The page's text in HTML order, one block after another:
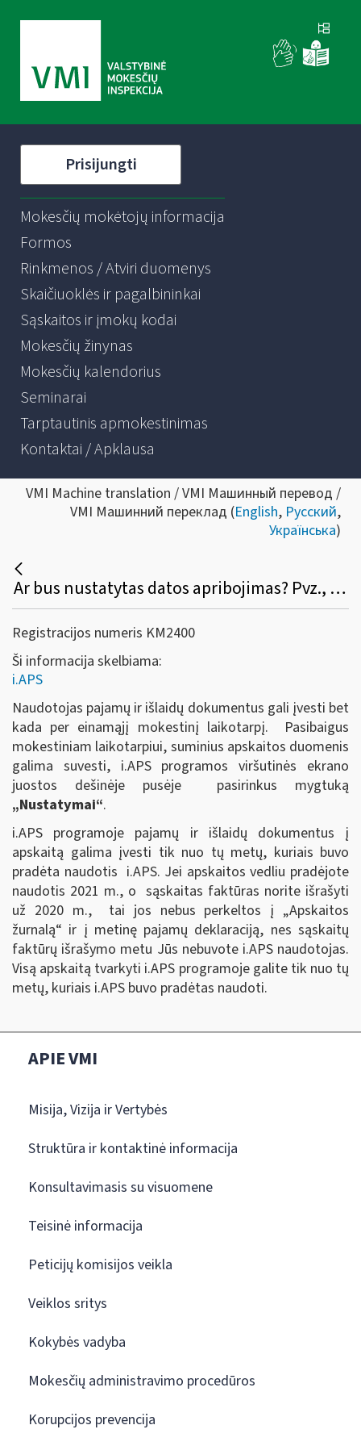
Prisijungti
Mokesčių mokėtojų informacija
Formos
Rinkmenos / Atviri duomenys
Skaičiuoklės ir pagalbininkai
Sąskaitos ir įmokų kodai
Mokesčių žinynas
Mokesčių kalendorius
Seminarai
Tarptautinis apmokestinimas
Kontaktai / Apklausa
VMI Machine translation / VMI Машинный перевод /
VMI Машинний переклад (English, Русский,
Українська)
Ar bus nustatytas datos apribojimas? Pvz., išrašiau S / F, pamiršau įvesti į programą, galėsiu tą padaryti po pusmečio atbuline data?
Registracijos numeris KM2400
Ši informacija skelbiama:
i.APS
Naudotojas pajamų ir išlaidų dokumentus gali įvesti bet
kada per einamąjį mokestinį laikotarpį. Pasibaigus
mokestiniam laikotarpiui, suminius apskaitos duomenis
galima suvesti, i.APS programos viršutinės ekrano
juostos dešinėje pusėje pasirinkus mygtuką
„Nustatymai“.
i.APS programoje pajamų ir išlaidų dokumentus į
apskaitą galima įvesti tik nuo tų metų, kuriais buvo
pradėta naudotis i.APS. Jei apskaitos vedliu pradėjote
naudotis 2021 m., o sąskaitas faktūras norite išrašyti
už 2020 m., tai jos nebus perkeltos į „Apskaitos
žurnalą“ ir į metinę pajamų deklaraciją, nes sąskaitų
faktūrų išrašymo metu Jūs nebuvote i.APS naudotojas.
Visą apskaitą tvarkyti i.APS programoje galite tik nuo tų
metų, kuriais i.APS buvo pradėtas naudoti.
APIE VMI
Misija, Vizija ir Vertybės
Struktūra ir kontaktinė informacija
Konsultavimasis su visuomene
Teisinė informacija
Peticijų komisijos veikla
Veiklos sritys
Kokybės vadyba
Mokesčių administravimo procedūros
Korupcijos prevencija